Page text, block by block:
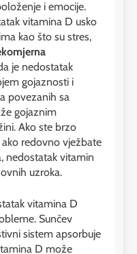
i emocije.
vitamina D usko
kao što su stres,
je nedostatak
gojaznosti i
povezanih sa
gojaznim
Ako ste brzo
ako redovno vježbate
nedostatak vitamin
uzroka.
vitamina D
Sunčev
sistem apsorbuje
D može